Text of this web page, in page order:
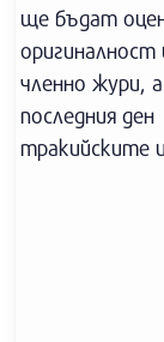
ще бъдат
членно жури,
последния
тракийските